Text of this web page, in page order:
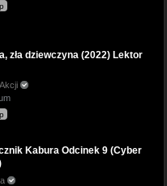
zła dziewczyna (2022) Lektor
Kabura Odcinek 9 (Cyber